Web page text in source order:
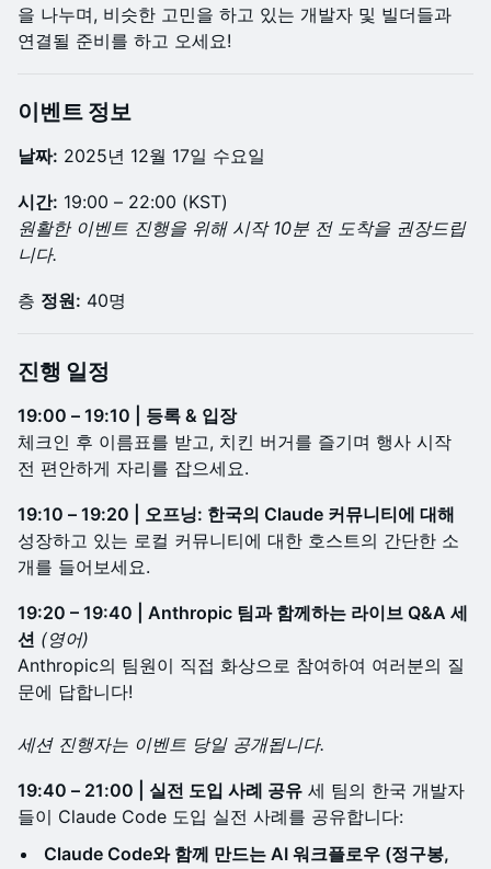
을 나누며, 비슷한 고민을 하고 있는 개발자 및 빌더들과
연결될 준비를 하고 오세요!
이벤트 정보
날짜: 2025년 12월 17일 수요일
시간: 19:00 – 22:00 (KST)
원활한 이벤트 진행을 위해 시작 10분 전 도착을 권장드립
니다.
층 정원: 40명
진행 일정
19:00 – 19:10 | 등록 & 입장
체크인 후 이름표를 받고, 치킨 버거를 즐기며 행사 시작
전 편안하게 자리를 잡으세요.
19:10 – 19:20 | 오프닝: 한국의 Claude 커뮤니티에 대해
성장하고 있는 로컬 커뮤니티에 대한 호스트의 간단한 소
개를 들어보세요.
19:20 – 19:40 | Anthropic 팀과 함께하는 라이브 Q&A 세
션 (영어)
Anthropic의 팀원이 직접 화상으로 참여하여 여러분의 질
문에 답합니다!
세션 진행자는 이벤트 당일 공개됩니다.
19:40 – 21:00 | 실전 도입 사례 공유 세 팀의 한국 개발자
들이 Claude Code 도입 실전 사례를 공유합니다:
Claude Code와 함께 만드는 AI 워크플로우 (정구봉,